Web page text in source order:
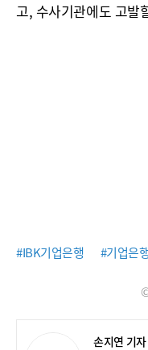
고, 수사기관에도 고발
#IBK기업은행 #기업은
손지연 기자